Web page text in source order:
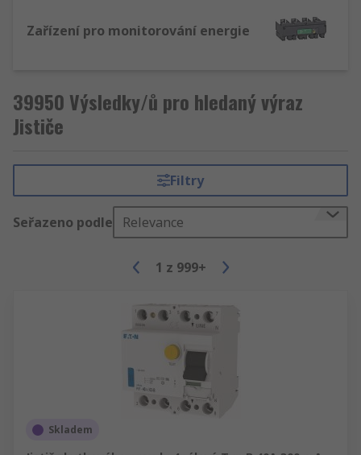
Zařízení pro monitorování energie
39950 Výsledky/ů pro hledaný výraz
Jističe
Filtry
Seřazeno podle Relevance
1 z 999+
Skladem